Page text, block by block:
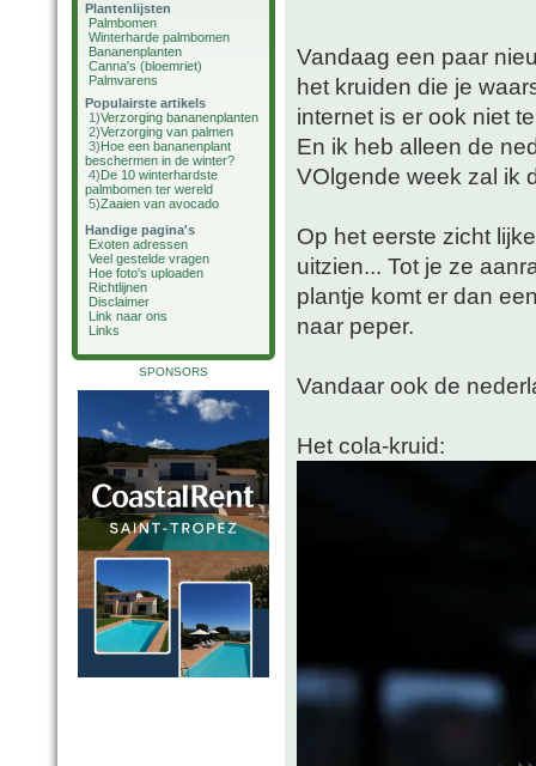
Plantenlijsten
Palmbomen
Winterharde palmbomen
Bananenplanten
Canna's (bloemriet)
Palmvarens
Populairste artikels
1)Verzorging bananenplanten
2)Verzorging van palmen
3)Hoe een bananenplant
beschermen in de winter?
4)De 10 winterhardste
palmbomen ter wereld
5)Zaaien van avocado
Handige pagina's
Exoten adressen
Veel gestelde vragen
Hoe foto's uploaden
Richtlijnen
Disclaimer
Link naar ons
Links
SPONSORS
Vandaag een paar
het kruiden die je
internet is er ook niet
En ik heb alleen de
VOlgende week zal ik
Op het eerste zicht
uitzien... Tot je ze
plantje komt er dan
naar peper.
Vandaar ook de
Het cola-kruid: